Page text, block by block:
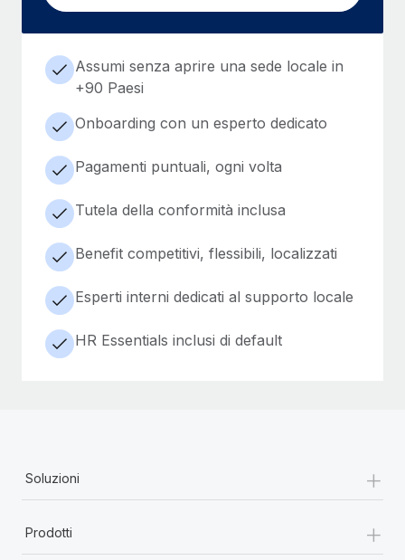
Assumi senza aprire una sede locale in
+90 Paesi
Onboarding con un esperto dedicato
Pagamenti puntuali, ogni volta
Tutela della conformità inclusa
Benefit competitivi, flessibili, localizzati
Esperti interni dedicati al supporto locale
HR Essentials inclusi di default
Soluzioni +
Prodotti +